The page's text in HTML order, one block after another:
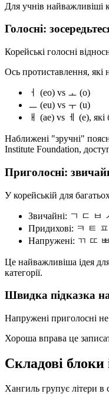
Для учнів найважливіші
Голосні:
Корейські голосні
Ось протиставлення, які
ㅓ (eo) vs ㅗ (o)
ㅡ (eu) vs ㅜ (u)
ㅐ (ae) vs ㅔ (e),
Наближені "зручні"
Institute Foundation,
Приголосні:
У корейській для
Звичайні: ㄱ ㄷ ㅂ
Придихові: ㅋ ㅌ
Напружені: ㄲ ㄸ
Це найважливіша ідея
категорії.
Швидка підказка
Напружені приголосні
Хороша вправа це
Складові
Хангиль групує літери в